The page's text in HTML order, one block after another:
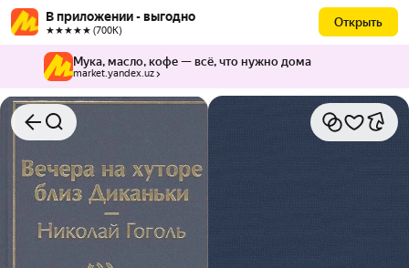
В приложении - выгодно
★★★★★ (700К)
Открыть
Мука, масло, кофе — всё, что нужно дома
market.yandex.uz